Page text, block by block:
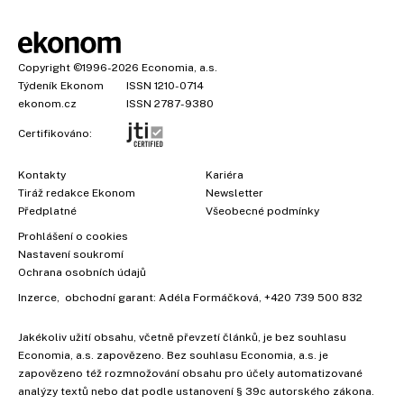
Copyright ©1996-2026 Economia, a.s.
Týdeník Ekonom
ISSN 1210-0714
ekonom.cz
ISSN 2787-9380
Certifikováno:
Kontakty
Tiráž redakce Ekonom
Předplatné
Kariéra
Newsletter
Všeobecné podmínky
Prohlášení o cookies
Nastavení soukromí
Ochrana osobních údajů
Inzerce , obchodní garant: Adéla Formáčková +420 739 500 832
Jakékoliv užití obsahu, včetně převzetí článků, je bez souhlasu
Economia, a.s. zapovězeno. Bez souhlasu Economia, a.s. je
zapovězeno též rozmnožování obsahu pro účely automatizované
analýzy textů nebo dat podle ustanovení § 39c autorského zákona.